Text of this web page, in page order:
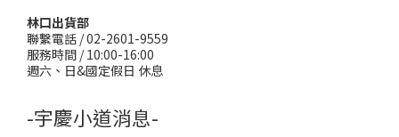
林口出貨部
聯繫電話 / 02-2601-9559
服務時間 / 10:00-16:00
週六、日&國定假日 休息
-宇慶小道消息-